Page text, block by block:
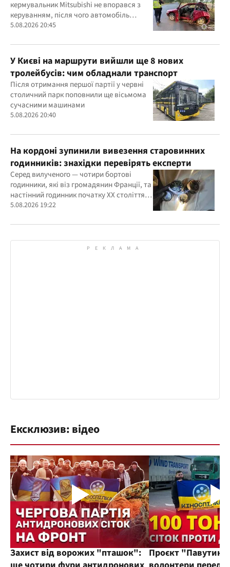
кермувальник Mitsubishi не впорався з
керуванням, після чого автомобіль
врізався у дерево
5.08.2026 20:45
У Києві на маршрути вийшли ще 8 нових
тролейбусів: чим обладнали транспорт
Після отримання першої партії у червні
столичний парк поповнили ще вісьмома
сучасними машинами
5.08.2026 20:40
На кордоні зупинили вивезення старовинних
годинників: знахідки перевірять експерти
Серед вилученого — чотири бортові
годинники, які віз громадянин Франції, та
настінний годинник початку ХХ століття,
знайдений в автомобілі українця
5.08.2026 19:22
Ексклюзив: відео
Захист від ворожих "пташок":
Проєкт